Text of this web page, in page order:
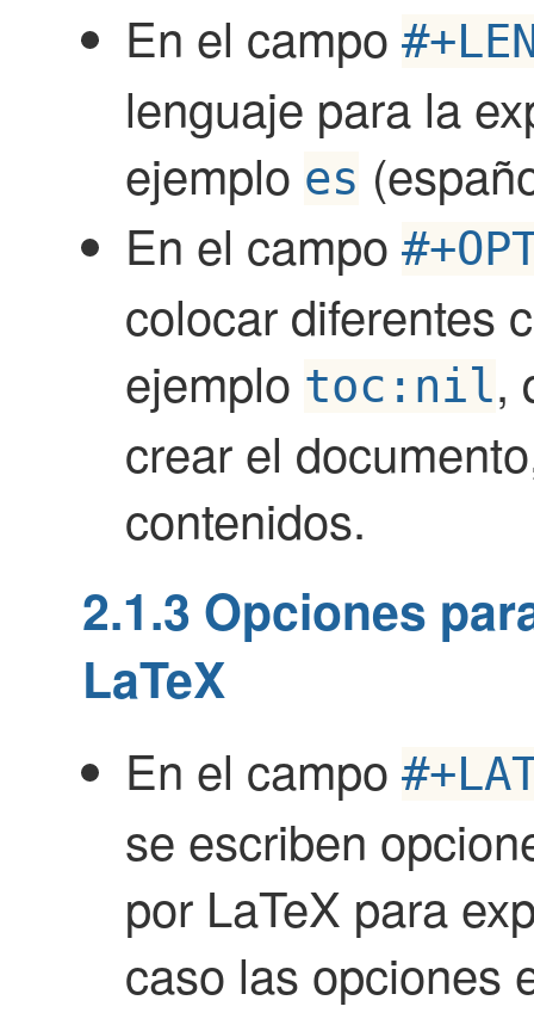
En el campo
lenguaje para la
ejemplo es
En el campo
colocar diferentes
ejemplo toc:nil,
crear el
contenidos.
2.1.3 Opciones
LaTeX
En el campo
se escriben
por LaTeX para
caso las opciones